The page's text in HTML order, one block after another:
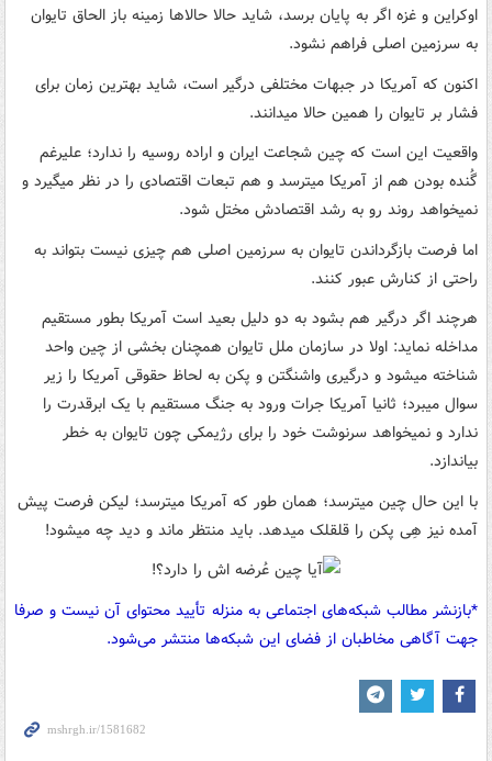
اوکراین و غزه اگر به پایان برسد، شاید حالا حالاها زمینه باز الحاق تایوان
به سرزمین اصلی فراهم نشود.
اکنون که آمریکا در جبهات مختلفی درگیر است، شاید بهترین زمان برای
فشار بر تایوان را همین حالا میدانند.
واقعیت این است که چین شجاعت ایران و اراده روسیه را ندارد؛ علیرغم
گُنده بودن هم از آمریکا میترسد و هم تبعات اقتصادی را در نظر میگیرد و
نمیخواهد روند رو به رشد اقتصادش مختل شود.
اما فرصت بازگرداندن تایوان به سرزمین اصلی هم چیزی نیست بتواند به
راحتی از کنارش عبور کنند.
هرچند اگر درگیر هم بشود به دو دلیل بعید است آمریکا بطور مستقیم
مداخله نماید: اولا در سازمان ملل تایوان همچنان بخشی از چین واحد
شناخته میشود و درگیری واشنگتن و پکن به لحاظ حقوقی آمریکا را زیر
سوال میبرد؛ ثانیا آمریکا جرات ورود به جنگ مستقیم با یک ابرقدرت را
ندارد و نمیخواهد سرنوشت خود را برای رژیمکی چون تایوان به خطر
بیاندازد.
با این حال چین میترسد؛ همان طور که آمریکا میترسد؛ لیکن فرصت پیش
آمده نیز هِی پکن را قلقلک میدهد. باید منتظر ماند و دید چه میشود!
*بازنشر مطالب شبکه‌های اجتماعی به منزله تأیید محتوای آن نیست و صرفا
جهت آگاهی مخاطبان از فضای این شبکه‌ها منتشر می‌شود.